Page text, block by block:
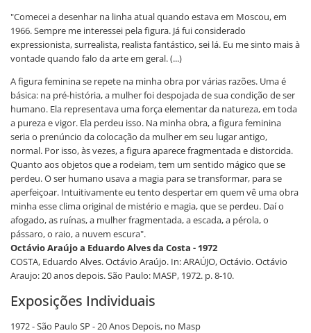
"Comecei a desenhar na linha atual quando estava em Moscou, em
1966. Sempre me interessei pela figura. Já fui considerado
expressionista, surrealista, realista fantástico, sei lá. Eu me sinto mais à
vontade quando falo da arte em geral. (...)
A figura feminina se repete na minha obra por várias razões. Uma é
básica: na pré-história, a mulher foi despojada de sua condição de ser
humano. Ela representava uma força elementar da natureza, em toda
a pureza e vigor. Ela perdeu isso. Na minha obra, a figura feminina
seria o prenúncio da colocação da mulher em seu lugar antigo,
normal. Por isso, às vezes, a figura aparece fragmentada e distorcida.
Quanto aos objetos que a rodeiam, tem um sentido mágico que se
perdeu. O ser humano usava a magia para se transformar, para se
aperfeiçoar. Intuitivamente eu tento despertar em quem vê uma obra
minha esse clima original de mistério e magia, que se perdeu. Daí o
afogado, as ruínas, a mulher fragmentada, a escada, a pérola, o
pássaro, o raio, a nuvem escura".
Octávio Araújo a Eduardo Alves da Costa - 1972
COSTA, Eduardo Alves. Octávio Araújo. In: ARAÚJO, Octávio. Octávio
Araujo: 20 anos depois. São Paulo: MASP, 1972. p. 8-10.
Exposições Individuais
1972 - São Paulo SP - 20 Anos Depois, no Masp